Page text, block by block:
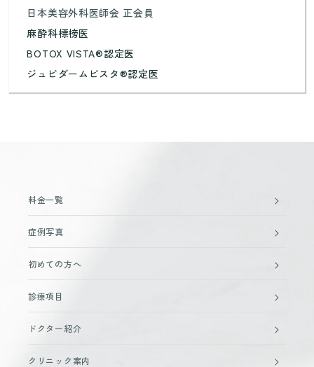
日本美容外科医師会 正会員
麻酔科標榜医
BOTOX VISTA®認定医
ジュビダームビスタ®認定医
料金一覧
症例写真
初めての方へ
診療項目
ドクター紹介
クリニック案内